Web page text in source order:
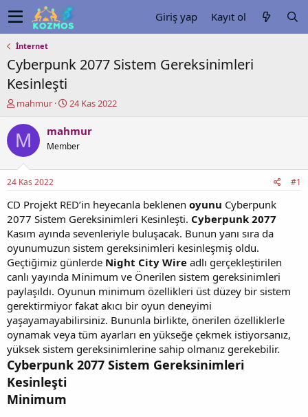
Giriş yap Kayıt ol
İnternet
Cyberpunk 2077 Sistem Gereksinimleri
Kesinleşti
K
n
u
y
b
a
ş
l
a
t
a
n
mahmur
B
ş
a
ç
t
a
r
i
h
24 Kas 2022
M mahmur
Member
24 Kas 2022 #1
CD Projekt RED’in heyecanla beklenen oyunu Cyberpunk
2077 Sistem Gereksinimleri Kesinleşti. Cyberpunk 2077
Kasım ayında sevenleriyle buluşacak. Bunun yanı sıra da
oyunumuzun sistem gereksinimleri kesinleşmiş oldu.
Geçtiğimiz günlerde Night City Wire adlı gerçekleştirilen
canlı yayında Minimum ve Önerilen sistem gereksinimleri
paylaşıldı. Oyunun minimum özellikleri üst düzey bir sistem
gerektirmiyor fakat akıcı bir oyun deneyimi
yaşayamayabilirsiniz. Bununla birlikte, önerilen özelliklerle
oynamak veya tüm ayarları en yükseğe çekmek istiyorsanız,
yüksek sistem gereksinimlerine sahip olmanız gerekebilir.
Cyberpunk 2077 Sistem Gereksinimleri
Kesinleşti
Minimum